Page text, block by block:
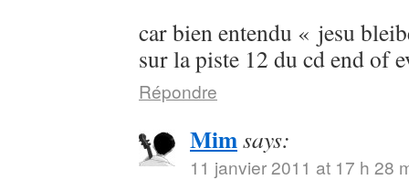
car bien entendu « jesu
sur la piste 12 du cd end of
Répondre
Mimsays:
11 janvier 2011 at 17 h 28